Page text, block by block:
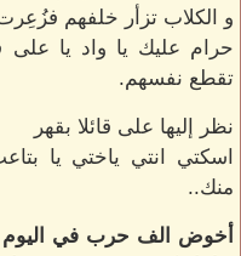
و الكلاب تزأر خلفهم
حرام عليك يا واد يا على
تقطع نفسهم.
نظر إليها على قائلا بقهر
اسكتي انتي ياختي يا
منك..
أخوض الف حرب في اليوم